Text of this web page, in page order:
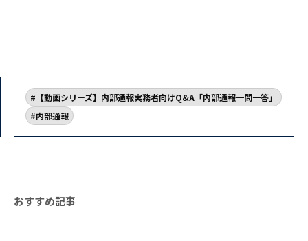
【動画シリーズ】内部通報実務者向けQ&A「内部通報一問一答」
内部通報